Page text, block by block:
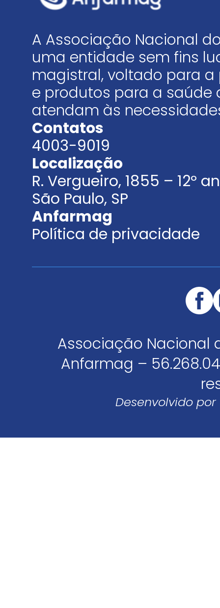
A Associação Nacional
uma entidade sem fins
magistral, voltado para
e produtos para a saúde
atendam às
Contatos
4003-9019
Localização
R. Vergueiro, 1855 – 12º
São Paulo, SP
Anfarmag
Política de privacidade
Associação Nacional
Anfarmag –
Desenvolvido por